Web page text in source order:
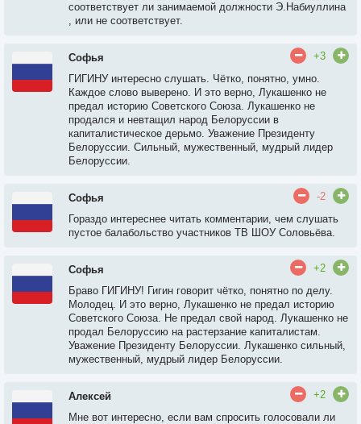
соответствует ли занимаемой должности Э.Набиуллина
, или не соответствует.
Софья
+3
ГИГИНУ интересно слушать. Чётко, понятно, умно.
Каждое слово выверено. И это верно, Лукашенко не
предал историю Советского Союза. Лукашенко не
продался и невтащил народ Белоруссии в
капиталистическое дерьмо. Уважение Президенту
Белоруссии. Сильный, мужественный, мудрый лидер
Белоруссии.
Софья
-2
Гораздо интереснее читать комментарии, чем слушать
пустое балабольство участников ТВ ШОУ Соловьёва.
Софья
+2
Браво ГИГИНУ! Гигин говорит чётко, понятно по делу.
Молодец. И это верно, Лукашенко не предал историю
Советского Союза. Не предал свой народ. Лукашенко не
продал Белоруссию на растерзание капиталистам.
Уважение Президенту Белоруссии. Лукашенко сильный,
мужественный, мудрый лидер Белоруссии.
Алексей
+2
Мне вот интересно, если вам спросить голосовали ли